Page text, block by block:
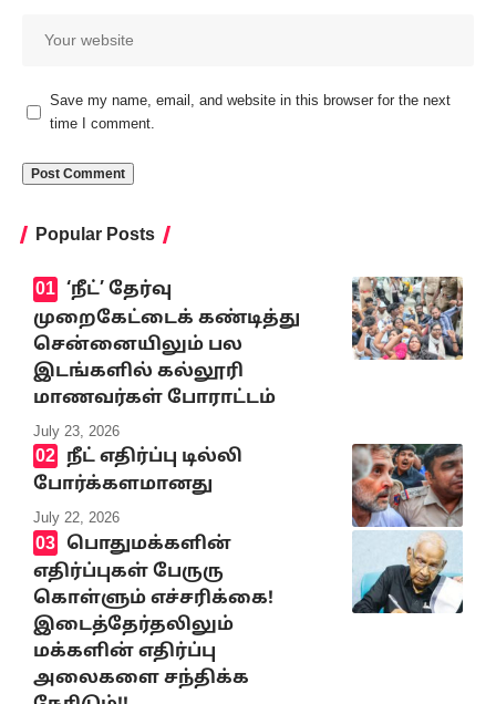
Save my name, email, and website in this browser for the next
time I comment.
Popular Posts
‘நீட்’ தேர்வு
முறைகேட்டைக் கண்டித்து
சென்னையிலும் பல
இடங்களில் கல்லூரி
மாணவர்கள் போராட்டம்
July 23, 2026
நீட் எதிர்ப்பு டில்லி
போர்க்களமானது
July 22, 2026
பொதுமக்களின்
எதிர்ப்புகள் பேருரு
கொள்ளும் எச்சரிக்கை!
இடைத்தேர்தலிலும்
மக்களின் எதிர்ப்பு
அலைகளை சந்திக்க